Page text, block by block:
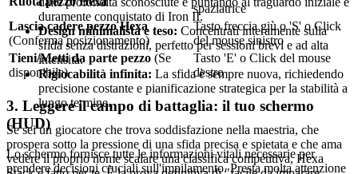
duramente conquistato di Iron II.
Design minimalista e teso: Concentrati interamente sulla
sfida senza distrazioni, perfetto per sessioni brevi e ad alta
intensità.
Rigiocabilità infinita: La sfida è sempre nuova, richiedendo
precisione costante e pianificazione strategica per la stabilità a
lungo termine.
Se sei un giocatore che trova soddisfazione nella maestria, che
prospera sotto la pressione di una sfida precisa e spietata e che ama
vedere il proprio nome scalare una classifica competitiva, Hexa
spaziatrice
Lascia cadere pezzo Hexa
(Conferma posizionamento)
Tasto freccia giù o 'S' o Click
del mouse sinistro
Tieni/Metti da parte pezzo (Se
disponibile)
Tasto 'E' o Click del mouse
destro
3. Leggere il campo di battaglia: il tuo schermo
(HUD)
Lo schermo fornisce tutte le informazioni vitali necessarie per
prendere decisioni cruciali sull'impilamento. Presta molta attenzione